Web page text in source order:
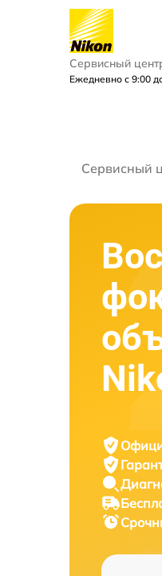
Сервисный
Ежедневно с 9:00
Сервисный